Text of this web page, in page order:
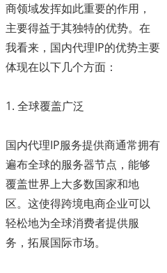
商领域发挥如此重要的作用，
主要得益于其独特的优势。在
我看来，国内代理IP的优势主要
体现在以下几个方面：
1. 全球覆盖广泛
国内代理IP服务提供商通常拥有
遍布全球的服务器节点，能够
覆盖世界上大多数国家和地
区。这使得跨境电商企业可以
轻松地为全球消费者提供服
务，拓展国际市场。